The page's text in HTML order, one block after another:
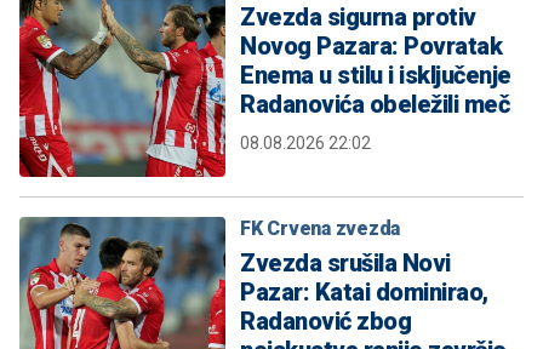
Zvezda sigurna protiv
Novog Pazara: Povratak
Enema u stilu i isključenje
Radanovića obeležili meč
08.08.2026 22:02
FK Crvena zvezda
Zvezda srušila Novi
Pazar: Katai dominirao,
Radanović zbog